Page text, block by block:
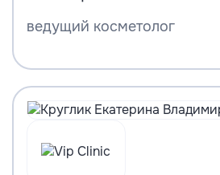
ведущий косметолог